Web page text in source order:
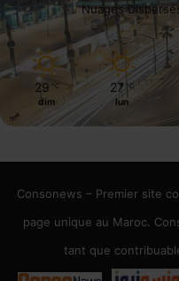
Nuages
29 ℃
dim
27 ℃
lun
Consonews – Premier site
page unique au Maroc.
tant que